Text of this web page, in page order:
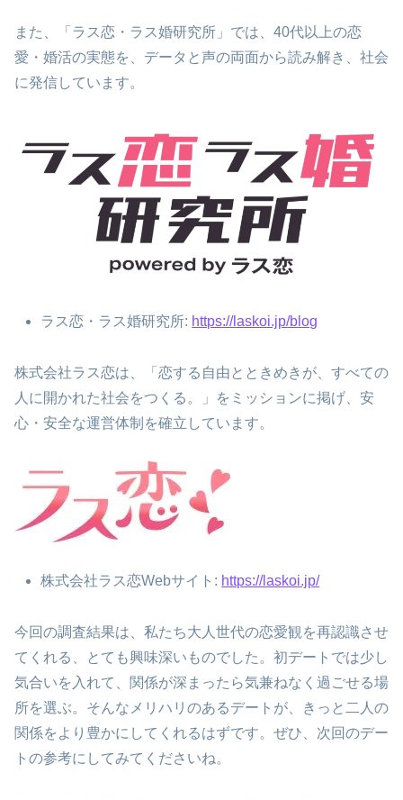
また、「ラス恋・ラス婚研究所」では、40代以上の恋
愛・婚活の実態を、データと声の両面から読み解き、社会
に発信しています。
ラス恋・ラス婚研究所: https://laskoi.jp/blog
株式会社ラス恋は、「恋する自由とときめきが、すべての
人に開かれた社会をつくる。」をミッションに掲げ、安
心・安全な運営体制を確立しています。
株式会社ラス恋Webサイト: https://laskoi.jp/
今回の調査結果は、私たち大人世代の恋愛観を再認識させ
てくれる、とても興味深いものでした。初デートでは少し
気合いを入れて、関係が深まったら気兼ねなく過ごせる場
所を選ぶ。そんなメリハリのあるデートが、きっと二人の
関係をより豊かにしてくれるはずです。ぜひ、次回のデー
トの参考にしてみてくださいね。